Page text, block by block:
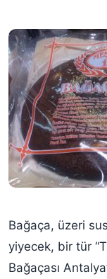
Bağaça, üzeri
yiyecek, bir tür
Bağaçası